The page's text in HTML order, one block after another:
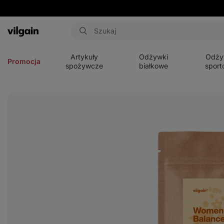
Aktin
Promocja
Artykuły
spożywcze
Odżywki
białkowe